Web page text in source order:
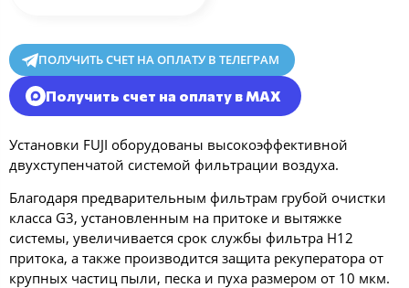
ПОЛУЧИТЬ СЧЕТ НА ОПЛАТУ В ТЕЛЕГРАМ
Получить счет на оплату в MAX
Установки FUJI оборудованы высокоэффективной
двухступенчатой системой фильтрации воздуха.
Благодаря предварительным фильтрам грубой очистки
класса G3, установленным на притоке и вытяжке
системы, увеличивается срок службы фильтра Н12
притока, а также производится защита рекуператора от
крупных частиц пыли, песка и пуха размером от 10 мкм.